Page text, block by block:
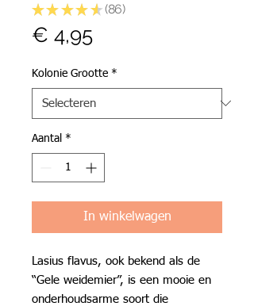
★ ★ ★ ★ ★ 86
86
€ 4,95Prijs
Kolonie Grootte *
Aantal *
In winkelwagen
Lasius flavus, ook bekend als de
“Gele weidemier”, is een mooie en
onderhoudsarme soort die